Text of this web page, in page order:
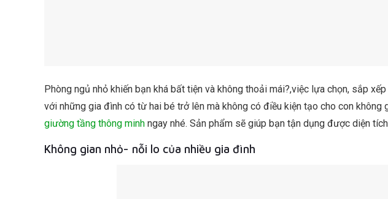
Phòng ngủ nhỏ khiến bạn khá bất tiện và không thoải mái?,việc lựa chọn, sắp
với những gia đình có từ hai bé trở lên mà không có điều kiện tạo cho con
giường tầng thông minh ngay nhé. Sản phẩm sẽ giúp bạn tận dụng được diện
Không gian nhỏ- nỗi lo của nhiều gia đình